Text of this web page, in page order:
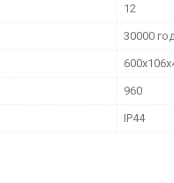
12
30000
960
IP44